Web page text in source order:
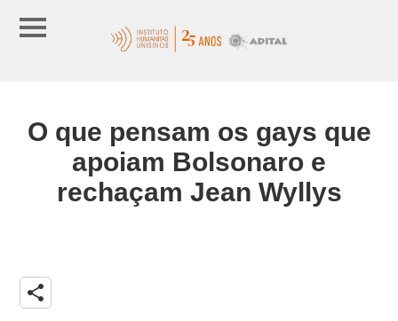
O que pensam os gays que
apoiam Bolsonaro e
rechaçam Jean Wyllys
share